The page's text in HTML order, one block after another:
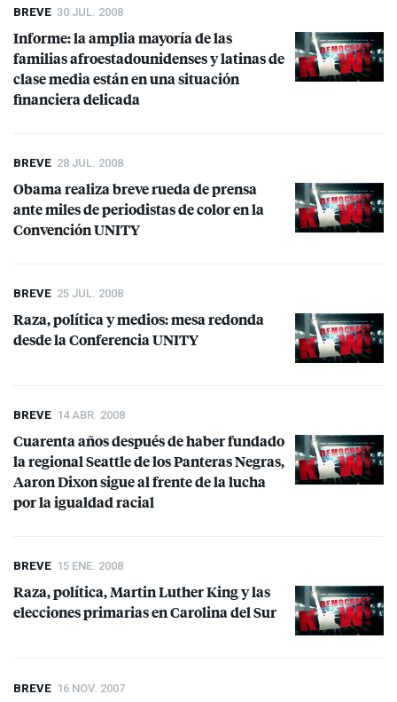
BREVE 30 JUL. 2008
Informe: la amplia mayoría de las
familias afroestadounidenses y latinas de
clase media están en una situación
financiera delicada
BREVE 28 JUL. 2008
Obama realiza breve rueda de prensa
ante miles de periodistas de color en la
ConvenciónUNITY
BREVE 25 JUL. 2008
Raza, política y medios: mesa redonda
desde la ConferenciaUNITY
BREVE 14 ABR. 2008
Cuarenta años después de haber fundado
la regional Seattle de los Panteras Negras,
Aaron Dixon sigue al frente de la lucha
por la igualdad racial
BREVE 15 ENE. 2008
Raza, política, Martin Luther King y las
elecciones primarias en Carolina del Sur
BREVE 16 NOV. 2007